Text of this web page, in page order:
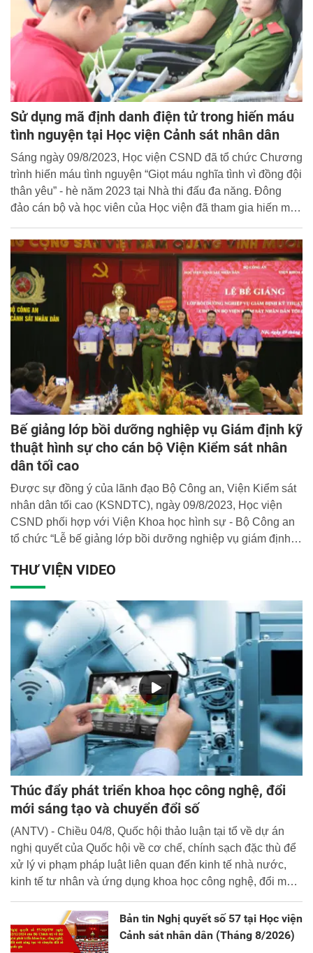
Sử dụng mã định danh điện tử trong hiến máu
tình nguyện tại Học viện Cảnh sát nhân dân
Sáng ngày 09/8/2023, Học viện CSND đã tổ chức Chương
trình hiến máu tình nguyện “Giọt máu nghĩa tình vì đồng đội
thân yêu” - hè năm 2023 tại Nhà thi đấu đa năng. Đông
đảo cán bộ và học viên của Học viện đã tham gia hiến máu
trình.
Bế giảng lớp bồi dưỡng nghiệp vụ Giám định kỹ
thuật hình sự cho cán bộ Viện Kiểm sát nhân
dân tối cao
Được sự đồng ý của lãnh đạo Bộ Công an, Viện Kiểm sát
nhân dân tối cao (KSNDTC), ngày 09/8/2023, Học viện
CSND phối hợp với Viện Khoa học hình sự - Bộ Công an
tổ chức “Lễ bế giảng lớp bồi dưỡng nghiệp vụ giám định
cao”. Thiếu tướng, GS.TS Nguyễn Đắc Hoan - Phó Giám
đốc Học viện dự và chủ trì tại buổi lễ.
THƯ VIỆN VIDEO
Thúc đẩy phát triển khoa học công nghệ, đổi
mới sáng tạo và chuyển đổi số
(ANTV) - Chiều 04/8, Quốc hội thảo luận tại tổ về dự án
nghị quyết của Quốc hội về cơ chế, chính sạch đặc thù để
xử lý vi phạm pháp luật liên quan đến kinh tế nhà nước,
kinh tế tư nhân và ứng dụng khoa học công nghệ, đổi mới
Bản tin Nghị quyết số 57 tại Học viện
Cảnh sát nhân dân (Tháng 8/2026)